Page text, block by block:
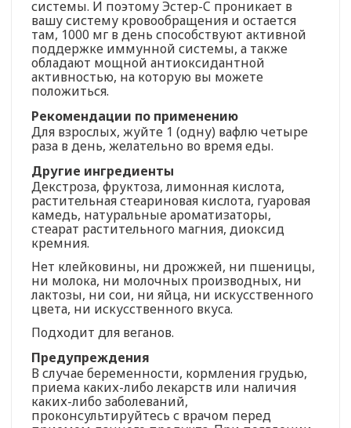
системы. И поэтому Эстер-C проникает в
вашу систему кровообращения и остается
там, 1000 мг в день способствуют активной
поддержке иммунной системы, а также
обладают мощной антиоксидантной
активностью, на которую вы можете
положиться.
Рекомендации по применению
Для взрослых, жуйте 1 (одну) вафлю четыре
раза в день, желательно во время еды.
Другие ингредиенты
Декстроза, фруктоза, лимонная кислота,
растительная стеариновая кислота, гуаровая
камедь, натуральные ароматизаторы,
стеарат растительного магния, диоксид
кремния.
Нет клейковины, ни дрожжей, ни пшеницы,
ни молока, ни молочных производных, ни
лактозы, ни сои, ни яйца, ни искусственного
цвета, ни искусственного вкуса.
Подходит для веганов.
Предупреждения
В случае беременности, кормления грудью,
приема каких-либо лекарств или наличия
каких-либо заболеваний,
проконсультируйтесь с врачом перед